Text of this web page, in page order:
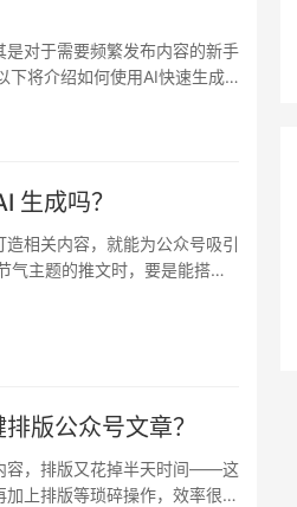
对于需要频繁发布内容的新手
下将介绍如何使用AI快速生成
生成吗？
相关内容，就能为公众号吸引
气主题的推文时，要是能搭配
版公众号文章？​
容，排版又花掉半天时间——这
上排版等琐碎操作，效率很难